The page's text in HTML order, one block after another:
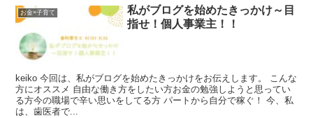
お金×子育て
私がブログを始めたきっかけ～目
指せ！個人事業主！！
keiko 今回は、私がブログを始めたきっかけをお伝えします。 こんな
方にオススメ 自由な働き方をしたい方お金の勉強しようと思ってい
る方今の職場で辛い思いをしてる方 パートから自分で稼ぐ！ 今、私
は、歯医者で...